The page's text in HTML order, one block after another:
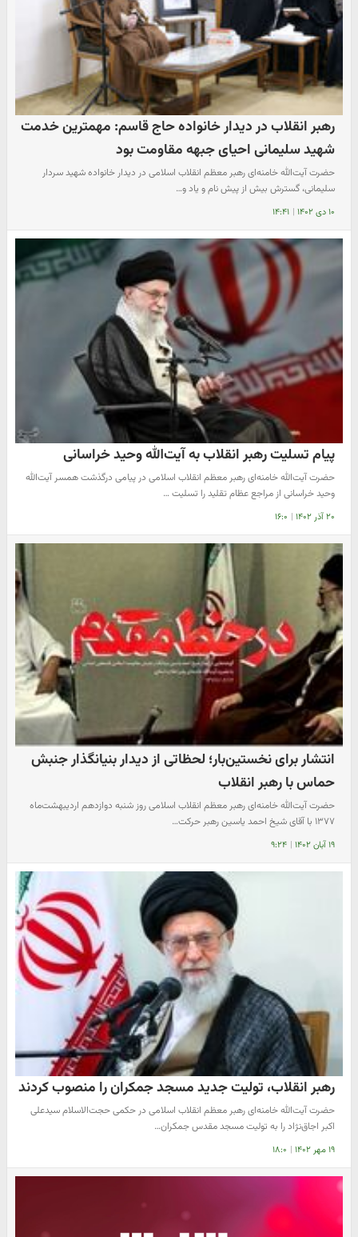
رهبر انقلاب در دیدار خانواده حاج قاسم: مهمترین خدمت
شهید سلیمانی احیای جبهه مقاومت بود
حضرت آیت‌الله خامنه‌ای رهبر معظم انقلاب اسلامی در دیدار خانواده شهید سردار
سلیمانی، گسترش بیش از پیش نام و یاد و…
۱۰ دی ۱۴۰۲ | ۱۴:۴۱
پیام تسلیت رهبر انقلاب به آیت‌الله وحید خراسانی
حضرت آیت‌الله خامنه‌ای رهبر معظم انقلاب اسلامی در پیامی درگذشت همسر آیت‌الله
وحید خراسانی از مراجع عظام تقلید را تسلیت …
۲۰ آذر ۱۴۰۲ | ۱۶:۰
انتشار برای نخستین‌بار؛ لحظاتی از دیدار بنیانگذار جنبش
حماس با رهبر انقلاب
حضرت آیت‌الله خامنه‌ای رهبر معظم انقلاب اسلامی روز شنبه دوازدهم اردیبهشت‌ماه
۱۳۷۷ با آقای شیخ احمد یاسین رهبر حرکت…
۱۹ آبان ۱۴۰۲ | ۹:۲۴
رهبر انقلاب، تولیت جدید مسجد جمکران را منصوب کردند
حضرت آیت‌الله خامنه‌ای رهبر معظم انقلاب اسلامی در حکمی حجت‌الاسلام سیدعلی
اکبر اجاق‌نژاد را به تولیت مسجد مقدس جمکران…
۱۹ مهر ۱۴۰۲ | ۱۸:۰